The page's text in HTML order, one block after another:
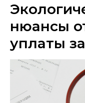
Реестр
нюансы
уплаты